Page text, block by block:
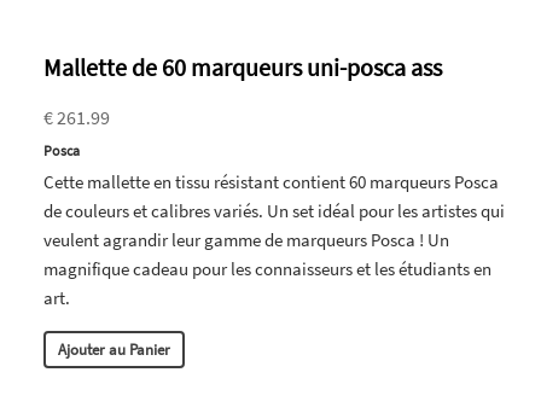
Mallette de 60 marqueurs uni-posca ass
€ 261.99
Posca
Cette mallette en tissu résistant contient 60 marqueurs Posca
de couleurs et calibres variés. Un set idéal pour les artistes qui
veulent agrandir leur gamme de marqueurs Posca ! Un
magnifique cadeau pour les connaisseurs et les étudiants en
art.
Ajouter au Panier